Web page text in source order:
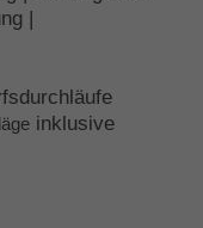
|
inklusive